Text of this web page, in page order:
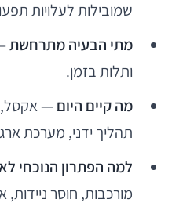
שמובילות לעלויות
מתי הבעיה מתרחשת
ותלות בזמן.
מה קיים היום — אקסל,
תהליך ידני, מערכת
למה הפתרון הנוכחי
מורכבות, חוסר ניידות,